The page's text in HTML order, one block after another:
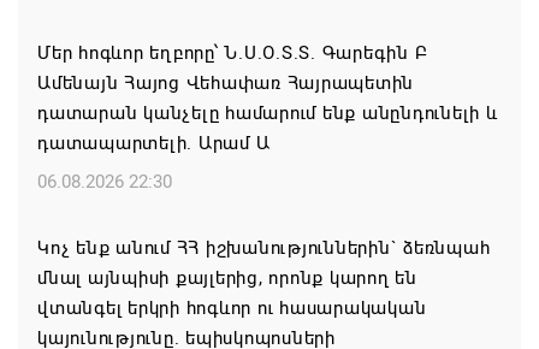
Մեր հոգևոր եղբորը՝ Ն.Ս.Օ.Տ.Տ. Գարեգին Բ
Ամենայն Հայոց Վեհափառ Հայրապետին
դատարան կանչելը համարում ենք անընդունելի և
դատապարտելի. Արամ Ա
06.08.2026 22:30
Կոչ ենք անում ՀՀ իշխանություններին` ձեռնպահ
մնալ այնպիսի քայլերից, որոնք կարող են
վտանգել երկրի հոգևոր ու հասարակական
կայունությունը. եպիսկոպոսների